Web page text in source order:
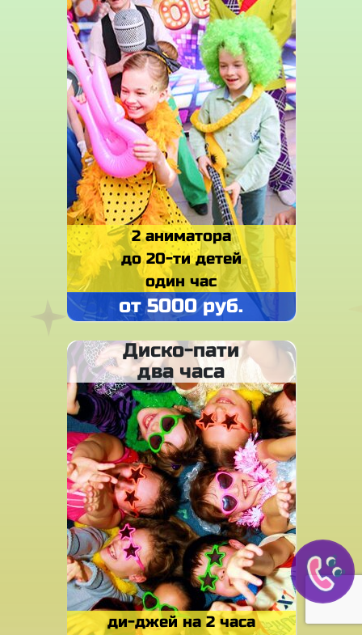
2 аниматора
до 20-ти детей
один час
от 5000 руб.
Диско-пати
два часа
ди-джей на 2 часа